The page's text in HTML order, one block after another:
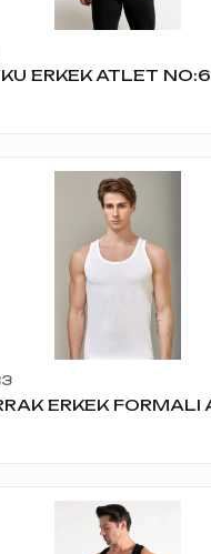
ERKEK ATLET NO:6